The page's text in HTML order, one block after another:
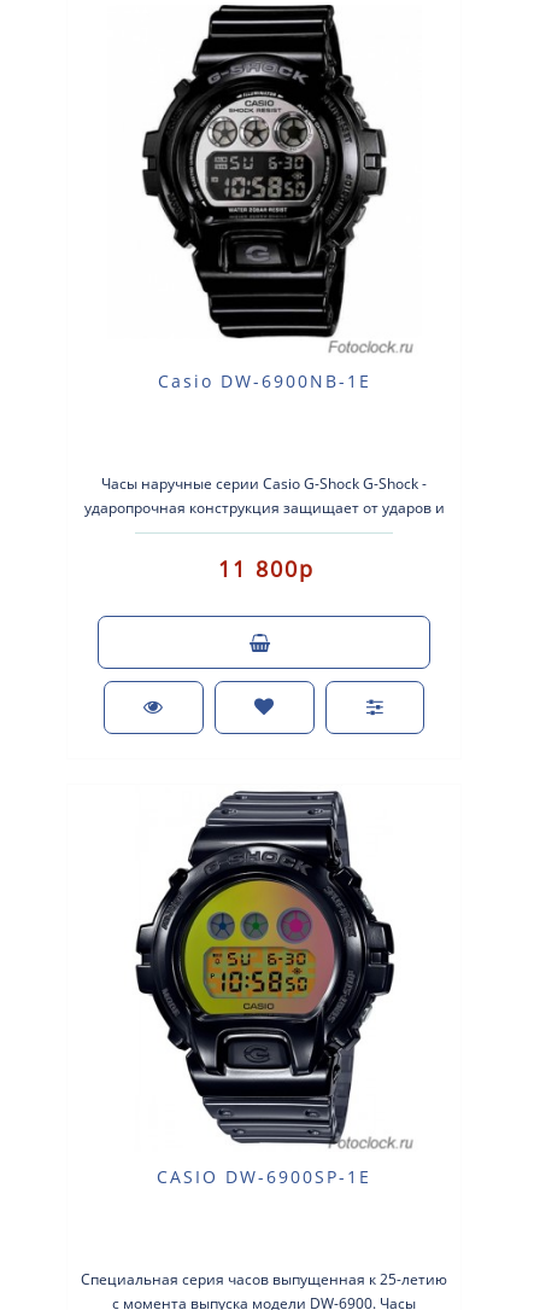
Casio DW-6900NB-1E
Часы наручные серии Casio G-Shock G-Shock -
ударопрочная конструкция защищает от ударов и
вибрации. Кварцевые нару..
11 800р
CASIO DW-6900SP-1E
Специальная серия часов выпущенная к 25-летию
с момента выпуска модели DW-6900. Часы